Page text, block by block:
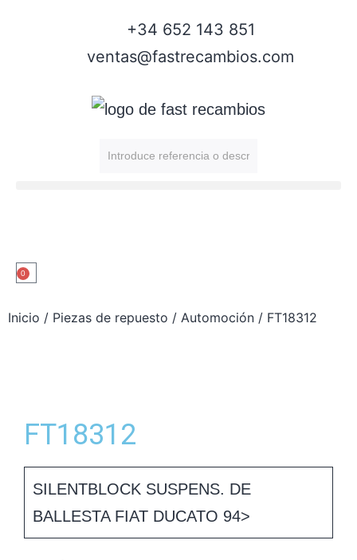
+34 652 143 851
ventas@fastrecambios.com
0
Inicio / Piezas de repuesto / Automoción / FT18312
FT18312
SILENTBLOCK SUSPENS. DE
BALLESTA FIAT DUCATO 94>